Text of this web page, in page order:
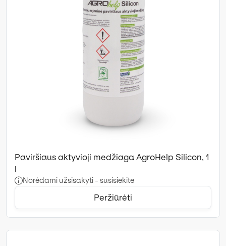
Paviršiaus aktyvioji medžiaga AgroHelp Silicon, 1
l
Norėdami užsisakyti - susisiekite
Peržiūrėti